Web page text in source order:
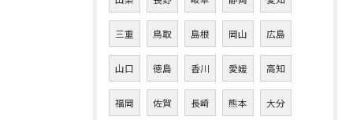
三重 鳥取 島根 岡山 広島
山口 徳島 香川 愛媛 高知
福岡 佐賀 長崎 熊本 大分